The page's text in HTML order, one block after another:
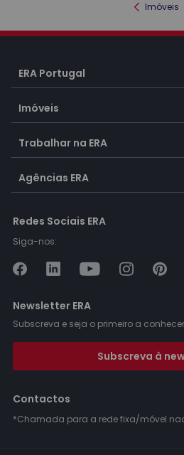
Imóveis
ERA Portugal
Imóveis
Trabalhar na ERA
Agências ERA
Redes Sociais ERA
Siga-nos:
Newsletter ERA
Subscreva e seja o primeiro a
Subscreva à
Contactos
*Chamada para a rede fixa/móvel